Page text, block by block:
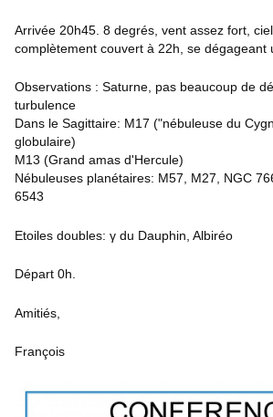
Arrivée 20h45. 8 degrés, vent assez fort,
complètement couvert à 22h, se dégageant
Observations : Saturne, pas beaucoup de
turbulence
Dans le Sagittaire: M17 ("nébuleuse du
globulaire)
M13 (Grand amas d'Hercule)
Nébuleuses planétaires: M57, M27, NGC
6543
Etoiles doubles: γ du Dauphin, Albiréo
Départ 0h.
Amitiés,
François